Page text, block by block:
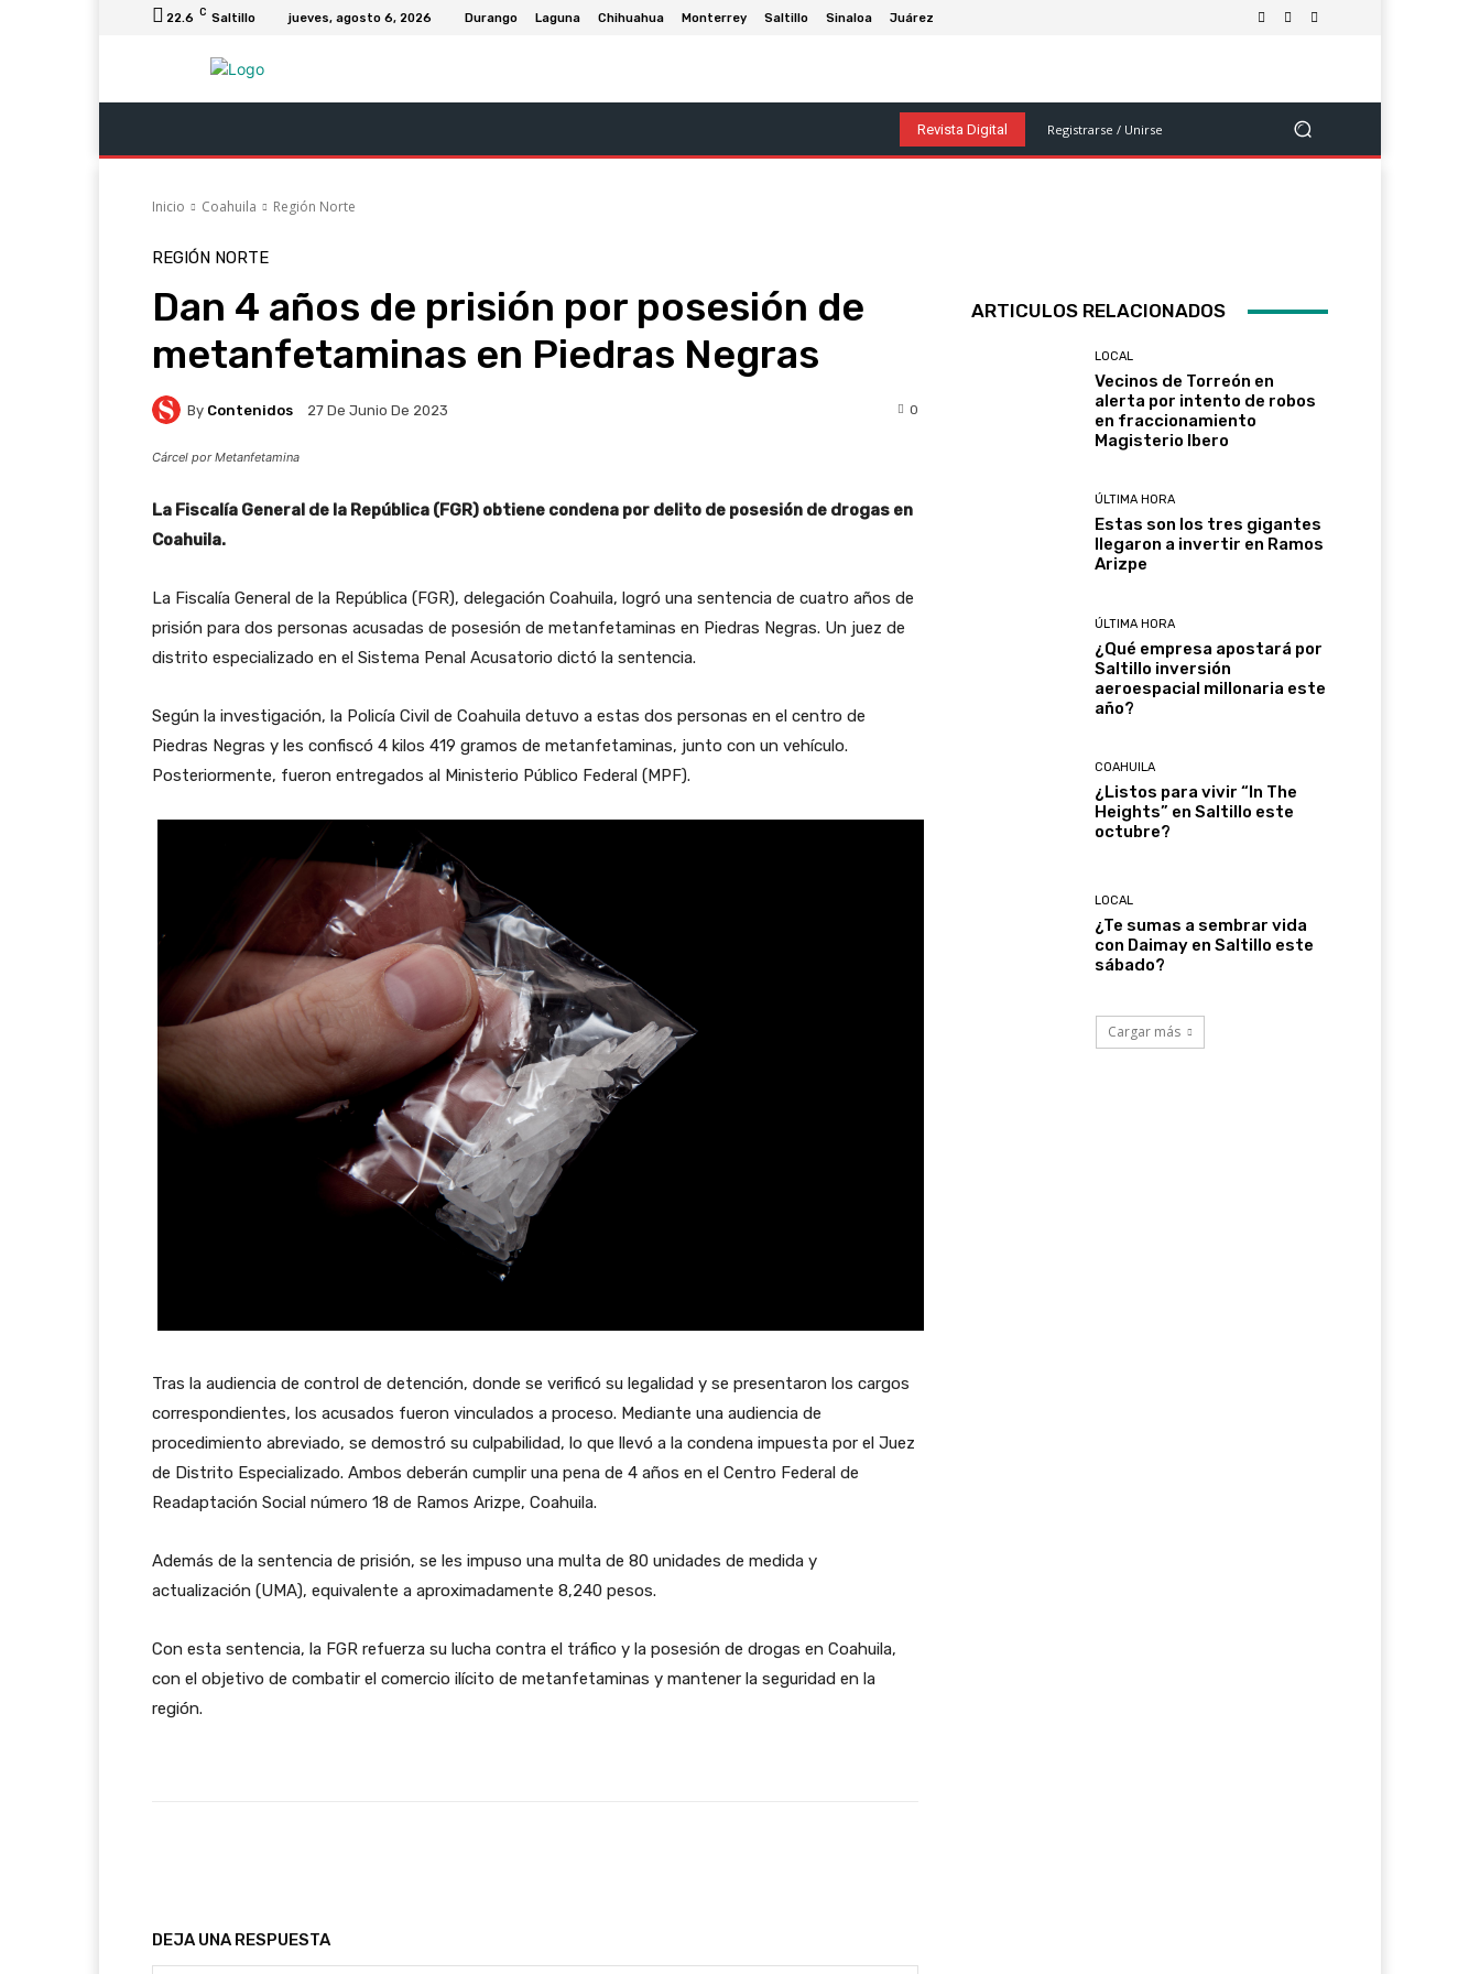
22.6 C Saltillo jueves, agosto 6, 2026 Durango Laguna Chihuahua Monterrey Saltillo Sinaloa Juárez
Economía Política Salud Y Bienestar Ciencia Y Tecnología
Revista Digital Registrarse / Unirse
Inicio Coahuila Región Norte
REGIÓN NORTE
Dan 4 años de prisión por posesión de
metanfetaminas en Piedras Negras
By Contenidos 27 De Junio De 2023 0
Cárcel por Metanfetamina
La Fiscalía General de la República (FGR) obtiene condena por delito de posesión de drogas en
Coahuila.
La Fiscalía General de la República (FGR), delegación Coahuila, logró una sentencia de cuatro años de
prisión para dos personas acusadas de posesión de metanfetaminas en Piedras Negras. Un juez de
distrito especializado en el Sistema Penal Acusatorio dictó la sentencia.
Según la investigación, la Policía Civil de Coahuila detuvo a estas dos personas en el centro de
Piedras Negras y les confiscó 4 kilos 419 gramos de metanfetaminas, junto con un vehículo.
Posteriormente, fueron entregados al Ministerio Público Federal (MPF).
Tras la audiencia de control de detención, donde se verificó su legalidad y se presentaron los cargos
correspondientes, los acusados fueron vinculados a proceso. Mediante una audiencia de
procedimiento abreviado, se demostró su culpabilidad, lo que llevó a la condena impuesta por el Juez
de Distrito Especializado. Ambos deberán cumplir una pena de 4 años en el Centro Federal de
Readaptación Social número 18 de Ramos Arizpe, Coahuila.
Además de la sentencia de prisión, se les impuso una multa de 80 unidades de medida y
actualización (UMA), equivalente a aproximadamente 8,240 pesos.
Con esta sentencia, la FGR refuerza su lucha contra el tráfico y la posesión de drogas en Coahuila,
con el objetivo de combatir el comercio ilícito de metanfetaminas y mantener la seguridad en la
región.
DEJA UNA RESPUESTA
ARTICULOS RELACIONADOS
LOCAL
Vecinos de Torreón en
alerta por intento de robos
en fraccionamiento
Magisterio Ibero
ÚLTIMA HORA
Estas son los tres gigantes
llegaron a invertir en Ramos
Arizpe
ÚLTIMA HORA
¿Qué empresa apostará por
Saltillo inversión
aeroespacial millonaria este
año?
COAHUILA
¿Listos para vivir “In The
Heights” en Saltillo este
octubre?
LOCAL
¿Te sumas a sembrar vida
con Daimay en Saltillo este
sábado?
Cargar más